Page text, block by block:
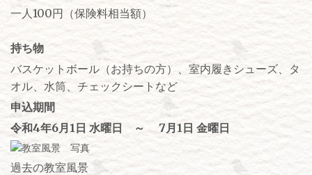
一人100円（保険料相当額）
持ち物
バスケットボール（お持ちの方）、室内履きシューズ、タ
オル、水筒、チェックシートなど
申込期間
令和4年6月1日 水曜日 ～ 7月1日 金曜日
過去の教室風景